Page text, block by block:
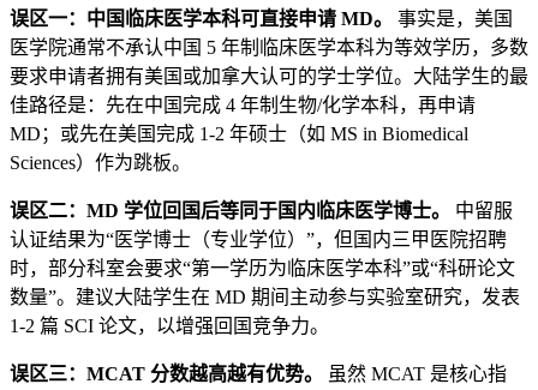
误区一：中国临床医学本科可直接申请 MD。
事实是，美国
医学院通常不承认中国 5 年制临床医学本科为等效学历，多数
要求申请者拥有美国或加拿大认可的学士学位。大陆学生的最
佳路径是：先在中国完成 4 年制生物/化学本科，再申请
MD；或先在美国完成 1-2 年硕士（如 MS in Biomedical
Sciences）作为跳板。
误区二：MD 学位回国后等同于国内临床医学博士。
中留服
认证结果为“医学博士（专业学位）”，但国内三甲医院招聘
时，部分科室会要求“第一学历为临床医学本科”或“科研论文
数量”。建议大陆学生在 MD 期间主动参与实验室研究，发表
1-2 篇 SCI 论文，以增强回国竞争力。
误区三：MCAT 分数越高越有优势。
虽然 MCAT 是核心指